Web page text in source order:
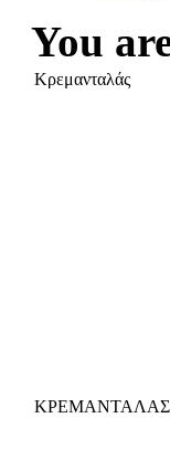
You
Κρεμανταλάς
ΚΡΕΜΑΝΤΑΛΑΣ